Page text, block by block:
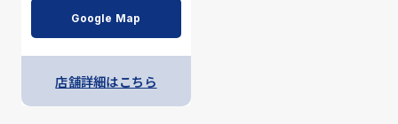
Google Map
店舗詳細はこちら